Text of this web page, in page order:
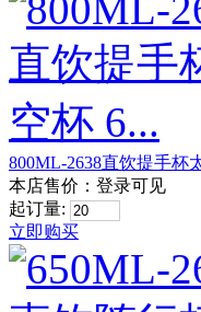
800ML-2638直饮提手杯
本店售价： 登录可见
起订量:
立即购买